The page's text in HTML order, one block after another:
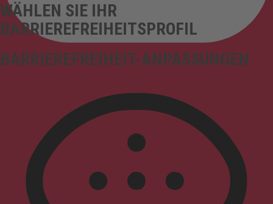
BARRIEREFREIHEIT-ANPASSUNGEN
WÄHLEN SIE IHR
BARRIEREFREIHEITSPROFIL